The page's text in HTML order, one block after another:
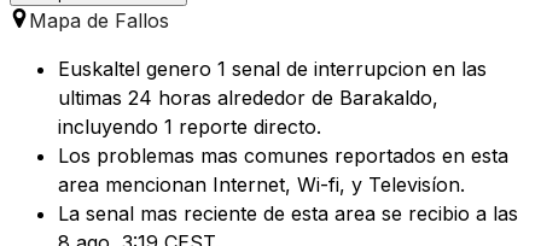
Mapa de Fallos
Euskaltel genero 1 senal de interrupcion en las
ultimas 24 horas alrededor de Barakaldo,
incluyendo 1 reporte directo.
Los problemas mas comunes reportados en esta
area mencionan Internet, Wi-fi, y Televisíon.
La senal mas reciente de esta area se recibio a las